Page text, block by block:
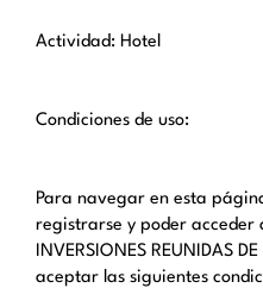
Actividad: Hotel
Condiciones de uso:
Para navegar en esta
registrarse y poder acceder
INVERSIONES REUNIDAS
aceptar las siguientes